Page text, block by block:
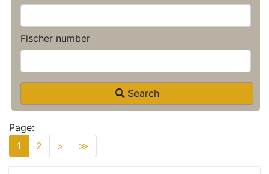
Fischer number
Search
Page:
1
2 > ≫